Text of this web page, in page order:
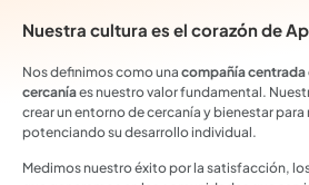
Nuestra cultura es el corazón de
Nos definimos como una compañía centrada
cercaníaes nuestro valor fundamental.
crear un entorno de cercanía y bienestar
potenciando su desarrollo individual.
Medimos nuestro éxito por la satisfacción,